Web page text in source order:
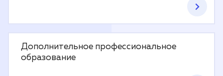
Дополнительное профессиональное
образование